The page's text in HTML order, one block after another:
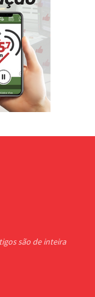
são de inteira